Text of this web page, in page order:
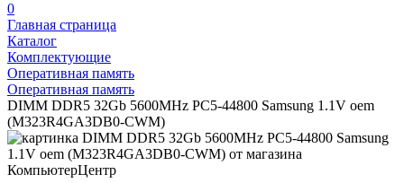
0
Главная страница
Каталог
Комплектующие
Оперативная память
Оперативная память
DIMM DDR5 32Gb 5600MHz PC5-44800 Samsung 1.1V oem
(M323R4GA3DB0-CWM)